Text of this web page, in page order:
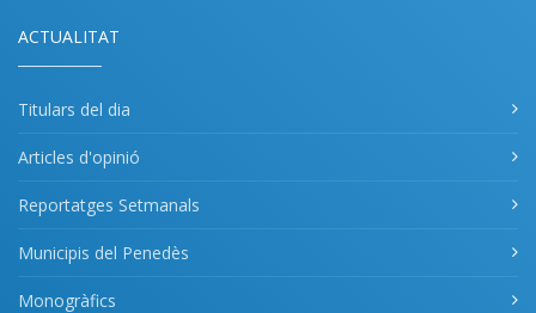
ACTUALITAT
Titulars del dia
Articles d'opinió
Reportatges Setmanals
Municipis del Penedès
Monogràfics